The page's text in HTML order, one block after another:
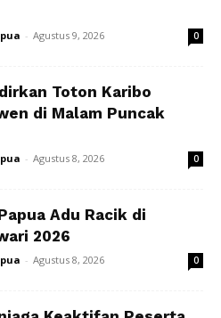
- Agustus 9, 2026 0
Toton Karibo
di Malam Puncak
- Agustus 8, 2026 0
Adu Racik di
2026
- Agustus 8, 2026 0